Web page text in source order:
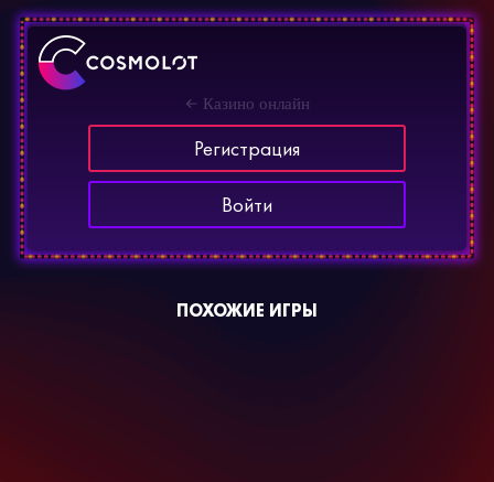
Казино онлайн
Регистрация
Войти
ПОХОЖИЕ ИГРЫ